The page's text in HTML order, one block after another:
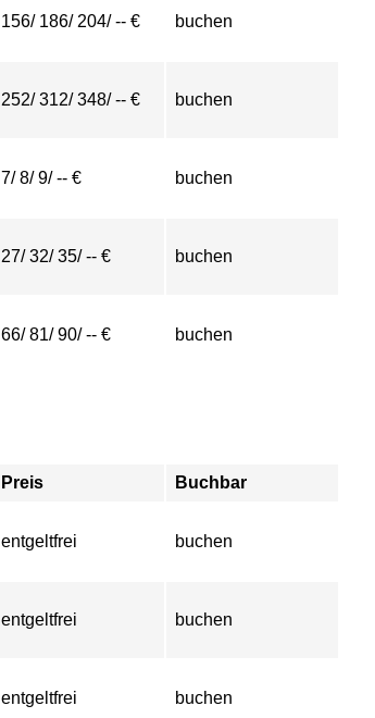
156/ 186/ 204/ -- € buchen
252/ 312/ 348/ -- € buchen
7/ 8/ 9/ -- € buchen
27/ 32/ 35/ -- € buchen
66/ 81/ 90/ -- € buchen
Preis Buchbar
entgeltfrei buchen
entgeltfrei buchen
entgeltfrei buchen